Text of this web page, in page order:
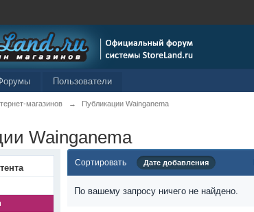
Пользователи
магазинов → Публикации Wainganema
Wainganema
Сортировать Дате добавления
По вашему запросу ничего не найдено.